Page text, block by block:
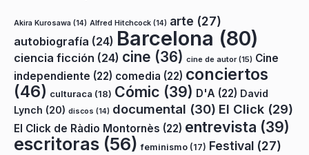
Akira Kurosawa (14) Alfred Hitchcock (14) arte (27)
autobiografía (24) Barcelona (80)
ciencia ficción (24) cine (36) cine de autor(15) Cine
independiente (22) comedia (22) conciertos
(46) culturaca (18) Cómic (39) D'A (22) David
Lynch (20) discos (14) documental (30) El Click (29)
El Click de Ràdio Montornès (22) entrevista (39)
escritoras (56) feminismo (17) Festival (27)